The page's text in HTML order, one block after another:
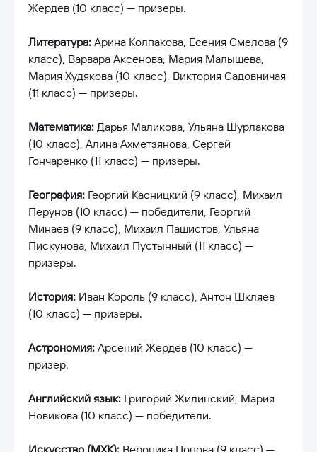
Жердев (10 класс) — призеры.
Литература: Арина Колпакова, Есения Смелова (9
класс), Варвара Аксенова, Мария Малышева,
Мария Худякова (10 класс), Виктория Садовничая
(11 класс) — призеры.
Математика: Дарья Маликова, Ульяна Шурлакова
(10 класс), Алина Ахметзянова, Сергей
Гончаренко (11 класс) — призеры.
География: Георгий Касницкий (9 класс), Михаил
Перунов (10 класс) — победители, Георгий
Минаев (9 класс), Михаил Пашистов, Ульяна
Пискунова, Михаил Пустынный (11 класс) —
призеры.
История: Иван Король (9 класс), Антон Шкляев
(10 класс) — призеры.
Астрономия: Арсений Жердев (10 класс) —
призер.
Английский язык: Григорий Жилинский, Мария
Новикова (10 класс) — победители.